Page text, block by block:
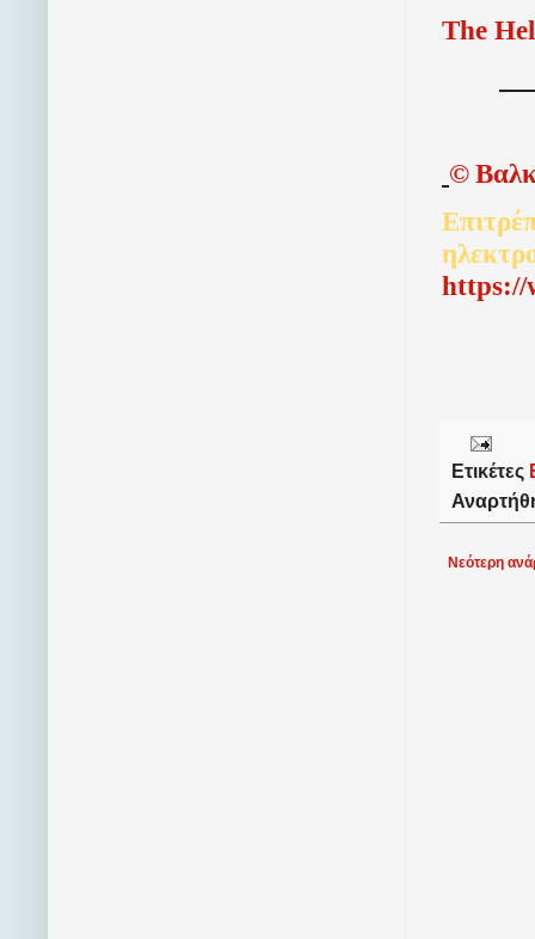
The
©
https://
Ετικέτες
Νεότερη